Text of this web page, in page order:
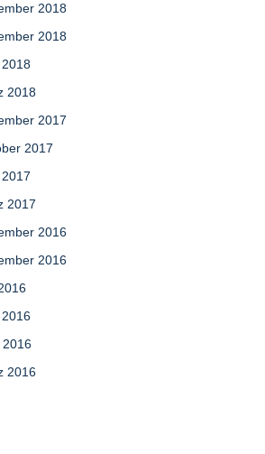
2018
2018
2018
2017
2017
2017
2016
2016
2016
2016